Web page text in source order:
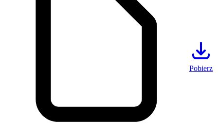
Pobierz